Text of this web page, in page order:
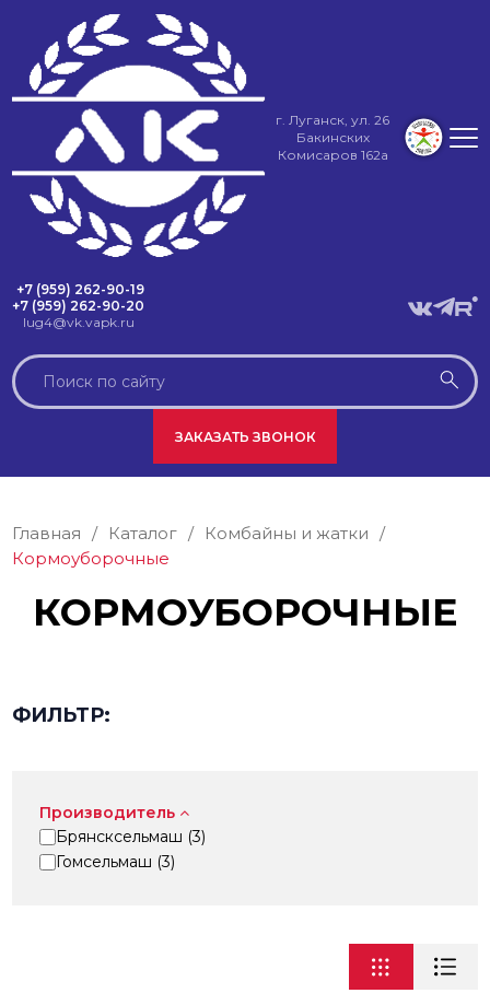
г. Луганск, ул. 26
Бакинских
Комисаров 162а
+7 (959) 262-90-19
+7 (959) 262-90-20
lug4@vk.vapk.ru
ЗАКАЗАТЬ ЗВОНОК
Главная / Каталог / Комбайны и жатки /
Кормоуборочные
КОРМОУБОРОЧНЫЕ
ФИЛЬТР:
Производитель
Брянсксельмаш (3)
Гомсельмаш (3)